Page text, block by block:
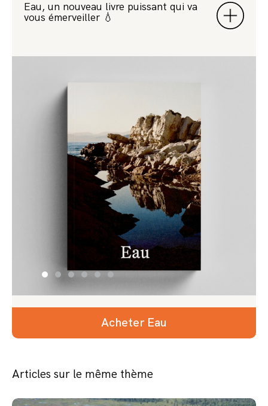
Eau, un nouveau livre puissant qui va
vous émerveiller 💧
Acheter Eau
Articles sur le même thème